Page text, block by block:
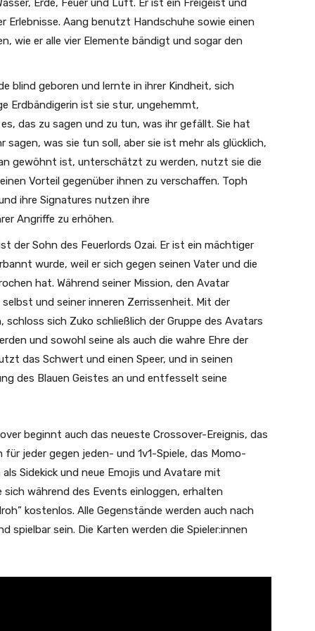
Erde, Feuer und Luft. Er ist ein Freigeist und
Erlebnisse. Aang benutzt Handschuhe sowie einen
wie er alle vier Elemente bändigt und sogar den
blind geboren und lernte in ihrer Kindheit, sich
Erdbändigerin ist sie stur, ungehemmt,
das zu sagen und zu tun, was ihr gefällt. Sie hat
sagen, was sie tun soll, aber sie ist mehr als glücklich,
gewöhnt ist, unterschätzt zu werden, nutzt sie die
Vorteil gegenüber ihnen zu verschaffen. Toph
ihre Signatures nutzen ihre
Angriffe zu erhöhen.
der Sohn des Feuerlords Ozai. Er ist ein mächtiger
wurde, weil er sich gegen seinen Vater und die
hat. Während seiner Mission, den Avatar
und seiner inneren Zerrissenheit. Mit der
sich Zuko schließlich der Gruppe des Avatars
und sowohl seine als auch die wahre Ehre der
das Schwert und einen Speer, und in seinen
des Blauen Geistes an und entfesselt seine
beginnt auch das neueste Crossover-Ereignis, das
jeder gegen jeden- und 1v1-Spiele, das Momo-
Sidekick und neue Emojis und Avatare mit
während des Events einloggen, erhalten
kostenlos. Alle Gegenstände werden auch nach
spielbar sein. Die Karten werden die Spieler:innen